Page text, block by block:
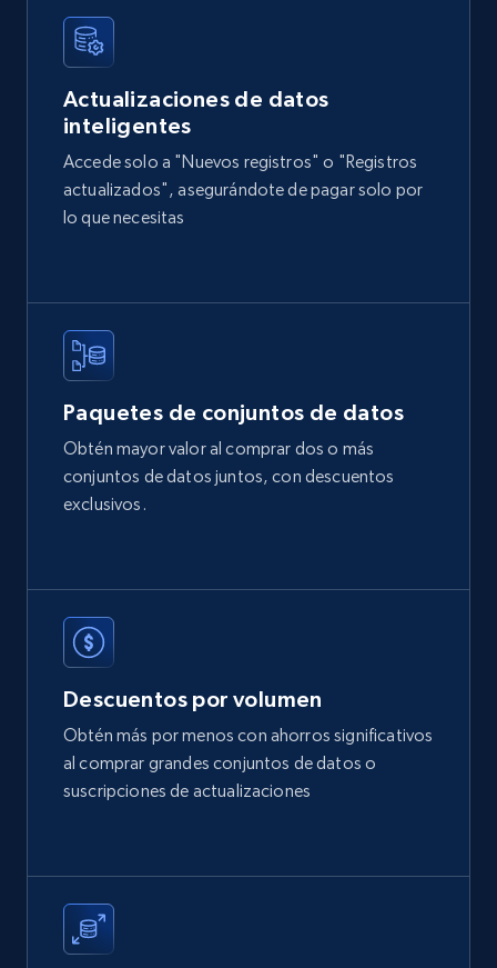
2.4K+
Home Depot US
URL, Domain, Country code, Model number,
Sku, Product id, Product name, Manufacturer,
eCommerce
2.1K+
Amazon products global dataset
Title, Seller name, Brand, Description, Initial
eCommerce
2.1K+ 375+
Etsy
eCommerce
Actualizaciones de datos
inteligentes
Accede solo a "Nuevos registros" o "Registros
actualizados", asegurándote de pagar solo por
lo que necesitas
Paquetes de conjuntos de datos
Obtén mayor valor al comprar dos o más
conjuntos de datos juntos, con descuentos
exclusivos.
Descuentos por volumen
Obtén más por menos con ahorros significativos
al comprar grandes conjuntos de datos o
suscripciones de actualizaciones